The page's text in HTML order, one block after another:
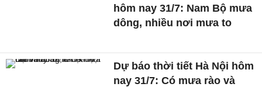
hôm nay 31/7: Nam Bộ mưa
dông, nhiều nơi mưa to
Dự báo thời tiết Hà Nội hôm
nay 31/7: Có mưa rào và